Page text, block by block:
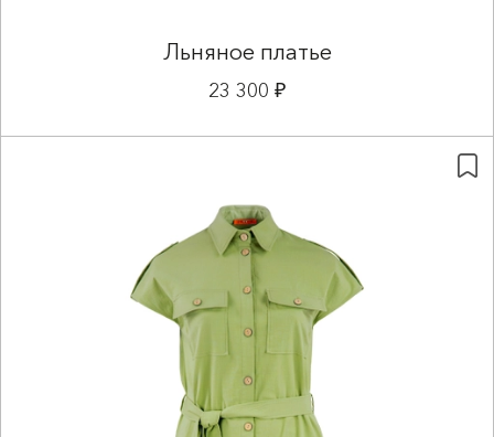
Льняное платье
23 300 ₽